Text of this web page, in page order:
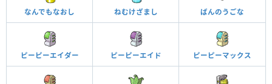
なんでもなおし ねむけざまし ばんのうごな
ピーピーエイダー ピーピーエイド ピーピーマックス